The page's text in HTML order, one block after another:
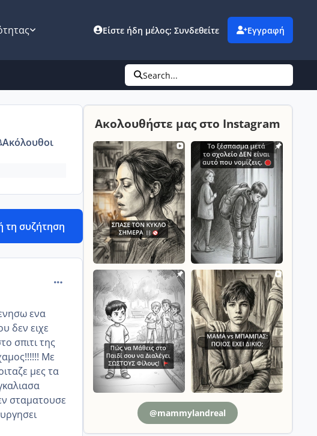
Είστε ήδη μέλος; Συνδεθείτε Εγγραφή
Search...
Ακόλουθοι
τη συζήτηση
comment_13817
ενα
δεν ειχε
σπιτι της
Με
μες τα
σταματουσε
Ακολουθήστε μας στο Instagram
@mammylandreal